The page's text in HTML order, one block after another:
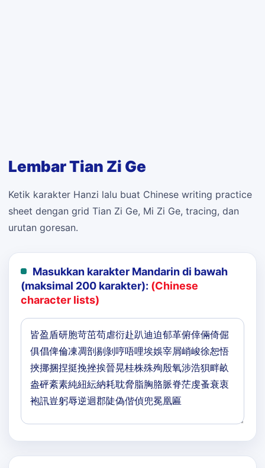
Lembar Tian Zi Ge
Ketik karakter Hanzi lalu buat Chinese writing practice
sheet dengan grid Tian Zi Ge, Mi Zi Ge, tracing, dan
urutan goresan.
Masukkan karakter Mandarin di bawah
(maksimal 200 karakter): (Chinese
character lists)